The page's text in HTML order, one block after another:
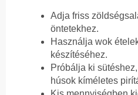
Adja friss
öntetekhez.
Használja wok
készítéséhez.
Próbálja ki
húsok kíméletes